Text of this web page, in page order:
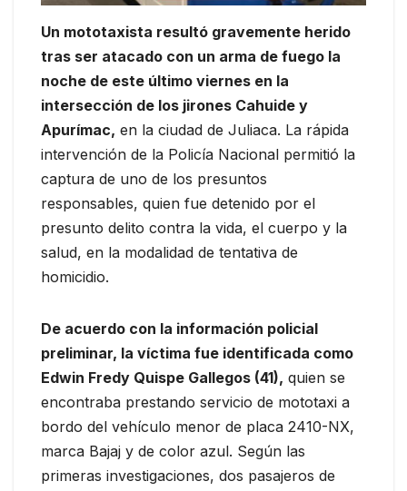
Un mototaxista resultó gravemente herido
tras ser atacado con un arma de fuego la
noche de este último viernes en la
intersección de los jirones Cahuide y
Apurímac, en la ciudad de Juliaca. La rápida
intervención de la Policía Nacional permitió la
captura de uno de los presuntos
responsables, quien fue detenido por el
presunto delito contra la vida, el cuerpo y la
salud, en la modalidad de tentativa de
homicidio.
De acuerdo con la información policial
preliminar, la víctima fue identificada como
Edwin Fredy Quispe Gallegos (41), quien se
encontraba prestando servicio de mototaxi a
bordo del vehículo menor de placa 2410-NX,
marca Bajaj y de color azul. Según las
primeras investigaciones, dos pasajeros de